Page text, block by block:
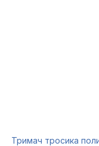
Тримач тросика